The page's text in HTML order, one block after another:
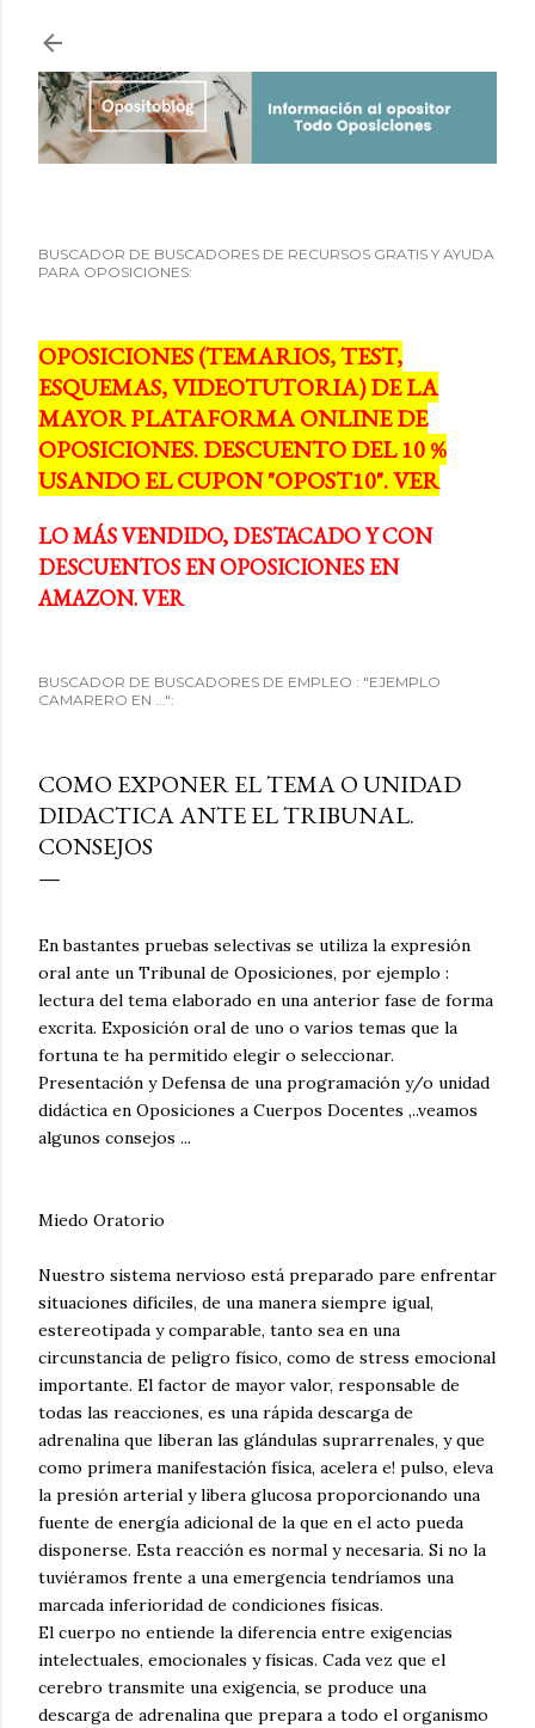
BUSCADOR DE BUSCADORES DE RECURSOS GRATIS Y AYUDA
PARA OPOSICIONES:
OPOSICIONES (TEMARIOS, TEST,
ESQUEMAS, VIDEOTUTORIA) DE LA
MAYOR PLATAFORMA ONLINE DE
OPOSICIONES. DESCUENTO DEL 10 %
USANDO EL CUPON "OPOST10". VER
LO MÁS VENDIDO, DESTACADO Y CON
DESCUENTOS EN OPOSICIONES EN
AMAZON. VER
BUSCADOR DE BUSCADORES DE EMPLEO : "EJEMPLO
CAMARERO EN ...":
COMO EXPONER EL TEMA O UNIDAD
DIDACTICA ANTE EL TRIBUNAL.
CONSEJOS
En bastantes pruebas selectivas se utiliza la expresión
oral ante un Tribunal de Oposiciones, por ejemplo :
lectura del tema elaborado en una anterior fase de forma
excrita. Exposición oral de uno o varios temas que la
fortuna te ha permitido elegir o seleccionar.
Presentación y Defensa de una programación y/o unidad
didáctica en Oposiciones a Cuerpos Docentes ,..veamos
algunos consejos ...
Miedo Oratorio
Nuestro sistema nervioso está preparado pare enfrentar
situaciones difíciles, de una manera siempre igual,
estereotipada y comparable, tanto sea en una
circunstancia de peligro físico, como de stress emocional
importante. El factor de mayor valor, responsable de
todas las reacciones, es una rápida descarga de
adrenalina que liberan las glándulas suprarrenales, y que
como primera manifestación física, acelera e! pulso, eleva
la presión arterial y libera glucosa proporcionando una
fuente de energía adicional de la que en el acto pueda
disponerse. Esta reacción es normal y necesaria. Si no la
tuviéramos frente a una emergencia tendríamos una
marcada inferioridad de condiciones físicas.
El cuerpo no entiende la diferencia entre exigencias
intelectuales, emocionales y físicas. Cada vez que el
cerebro transmite una exigencia, se produce una
descarga de adrenalina que prepara a todo el organismo